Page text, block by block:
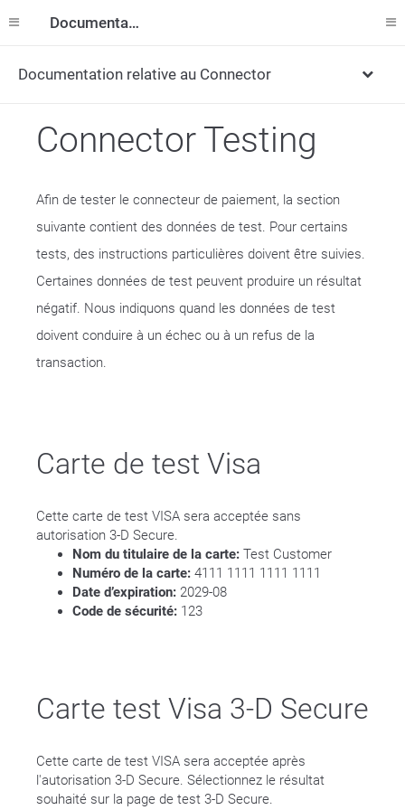
Documentation
Documentation relative au Connector
Connector Testing
Afin de tester le connecteur de paiement, la section
suivante contient des données de test. Pour certains
tests, des instructions particulières doivent être suivies.
Certaines données de test peuvent produire un résultat
négatif. Nous indiquons quand les données de test
doivent conduire à un échec ou à un refus de la
transaction.
Carte de test Visa
Cette carte de test VISA sera acceptée sans
autorisation 3-D Secure.
Nom du titulaire de la carte: Test Customer
Numéro de la carte: 4111 1111 1111 1111
Date d’expiration: 2029-08
Code de sécurité: 123
Carte test Visa 3-D Secure
Cette carte de test VISA sera acceptée après
l'autorisation 3-D Secure. Sélectionnez le résultat
souhaité sur la page de test 3-D Secure.